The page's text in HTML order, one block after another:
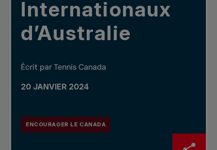
Internationaux
d’Australie
Écrit par Tennis Canada
20 JANVIER 2024
ENCOURAGER LE CANADA